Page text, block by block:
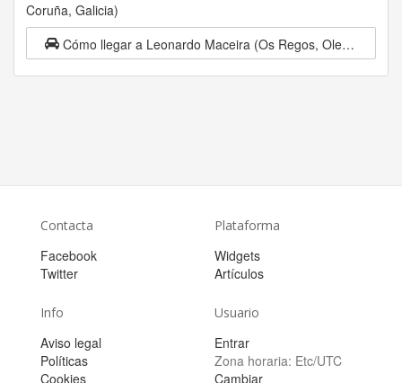
Coruña, Galicia)
Cómo llegar a Leonardo Maceira (Os Regos, Oleiros, A Coruña, Galicia)
Contacta
Facebook
Twitter
Plataforma
Widgets
Artículos
Info
Aviso legal
Políticas
Cookies
Usuario
Entrar
Zona horaria: Etc/UTC
Cambiar